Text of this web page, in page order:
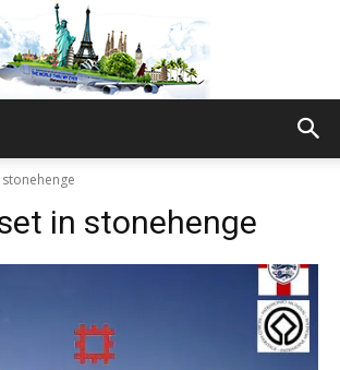
Thru
stonehenge
in stonehenge